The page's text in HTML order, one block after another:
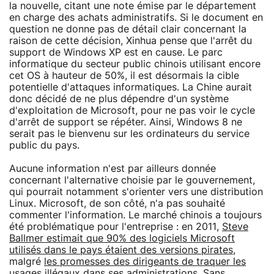
la nouvelle, citant une note émise par le département
en charge des achats administratifs. Si le document en
question ne donne pas de détail clair concernant la
raison de cette décision, Xinhua pense que l'arrêt du
support de Windows XP est en cause. Le parc
informatique du secteur public chinois utilisant encore
cet OS à hauteur de 50%, il est désormais la cible
potentielle d'attaques informatiques. La Chine aurait
donc décidé de ne plus dépendre d'un système
d'exploitation de Microsoft, pour ne pas voir le cycle
d'arrêt de support se répéter. Ainsi, Windows 8 ne
serait pas le bienvenu sur les ordinateurs du service
public du pays.
Aucune information n'est par ailleurs donnée
concernant l'alternative choisie par le gouvernement,
qui pourrait notamment s'orienter vers une distribution
Linux. Microsoft, de son côté, n'a pas souhaité
commenter l'information. Le marché chinois a toujours
été problématique pour l'entreprise : en 2011, Steve
Ballmer estimait que 90% des logiciels Microsoft
utilisés dans le pays étaient des versions pirates,
malgré les promesses des dirigeants de traquer les